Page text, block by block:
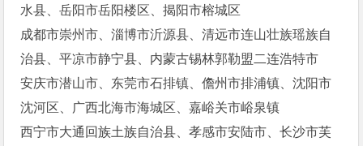
水县、岳阳市岳阳楼区、揭阳市榕城区
成都市崇州市、淄博市沂源县、清远市连山壮族瑶族自
治县、平凉市静宁县、内蒙古锡林郭勒盟二连浩特市
安庆市潜山市、东莞市石排镇、儋州市排浦镇、沈阳市
沈河区、广西北海市海城区、嘉峪关市峪泉镇
西宁市大通回族土族自治县、孝感市安陆市、长沙市芙